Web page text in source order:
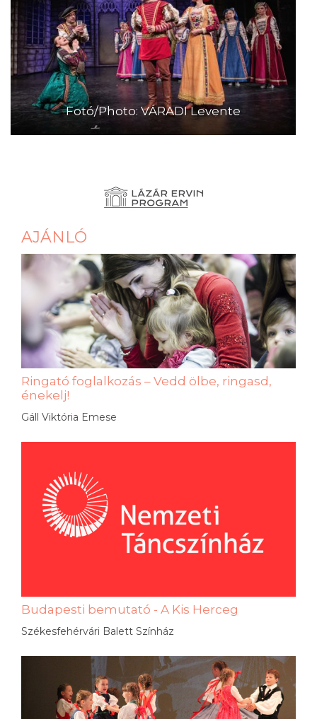
Fotó/Photo: VÁRADI Levente
AJÁNLÓ
Ringató foglalkozás – Vedd ölbe, ringasd,
énekelj!
Gáll Viktória Emese
Budapesti bemutató - A Kis Herceg
Székesfehérvári Balett Színház